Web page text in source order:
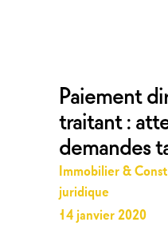
Paiement
traitant :
demandes
Immobilier &
juridique
14 janvier 2020